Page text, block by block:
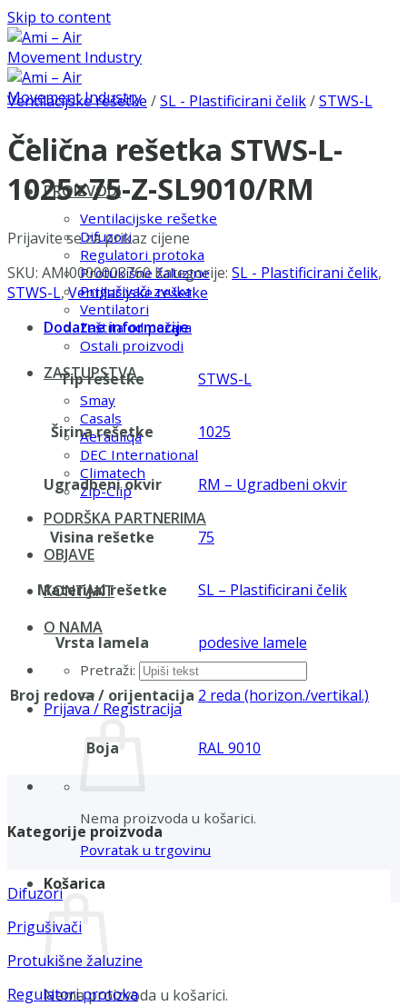
Skip to content
PROIZVODI
Ventilacijske rešetke
Difuzori
Regulatori protoka
Protukišne žaluzine
Prigušivači zvuka
Ventilatori
Zaštita od požara
Ostali proizvodi
ZASTUPSTVA
Smay
Casals
Aerauliqa
DEC International
Climatech
Zip-Clip
PODRŠKA PARTNERIMA
OBJAVE
KONTAKT
O NAMA
Pretraži:
Prijava / Registracija
Nema proizvoda u košarici.
Povratak u trgovinu
Košarica
Nema proizvoda u košarici.
Ventilacijske rešetke /SL - Plastificirani čelik/STWS-L
Čelična rešetka STWS-L-
1025×75-Z-SL9010/RM
Prijavite se za prikaz cijene
SKU: AMI0000003760 Kategorije: SL - Plastificirani čelik,
STWS-L,Ventilacijske rešetke
Dodatne informacije
Tip rešetke STWS-L
Širina rešetke 1025
Ugradbeni okvir RM – Ugradbeni okvir
Visina rešetke 75
Materijal rešetke SL – Plastificirani čelik
Vrsta lamela podesive lamele
Broj redova / orijentacija 2 reda (horizon./vertikal.)
Boja RAL 9010
Kategorije proizvoda
Difuzori
Prigušivači
Protukišne žaluzine
Regulatori protoka